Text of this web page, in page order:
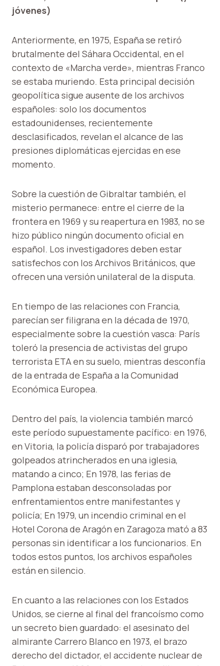
jóvenes)
Anteriormente, en 1975, España se retiró
brutalmente del Sáhara Occidental, en el
contexto de «Marcha verde», mientras Franco
se estaba muriendo. Esta principal decisión
geopolítica sigue ausente de los archivos
españoles: solo los documentos
estadounidenses, recientemente
desclasificados, revelan el alcance de las
presiones diplomáticas ejercidas en ese
momento.
Sobre la cuestión de Gibraltar también, el
misterio permanece: entre el cierre de la
frontera en 1969 y su reapertura en 1983, no se
hizo público ningún documento oficial en
español. Los investigadores deben estar
satisfechos con los Archivos Británicos, que
ofrecen una versión unilateral de la disputa.
En tiempo de las relaciones con Francia,
parecían ser filigrana en la década de 1970,
especialmente sobre la cuestión vasca: París
toleró la presencia de activistas del grupo
terrorista ETA en su suelo, mientras desconfía
de la entrada de España a la Comunidad
Económica Europea.
Dentro del país, la violencia también marcó
este período supuestamente pacífico: en 1976,
en Vitoria, la policía disparó por trabajadores
golpeados atrincherados en una iglesia,
matando a cinco; En 1978, las ferias de
Pamplona estaban desconsoladas por
enfrentamientos entre manifestantes y
policía; En 1979, un incendio criminal en el
Hotel Corona de Aragón en Zaragoza mató a 83
personas sin identificar a los funcionarios. En
todos estos puntos, los archivos españoles
están en silencio.
En cuanto a las relaciones con los Estados
Unidos, se cierne al final del francoísmo como
un secreto bien guardado: el asesinato del
almirante Carrero Blanco en 1973, el brazo
derecho del dictador, el accidente nuclear de